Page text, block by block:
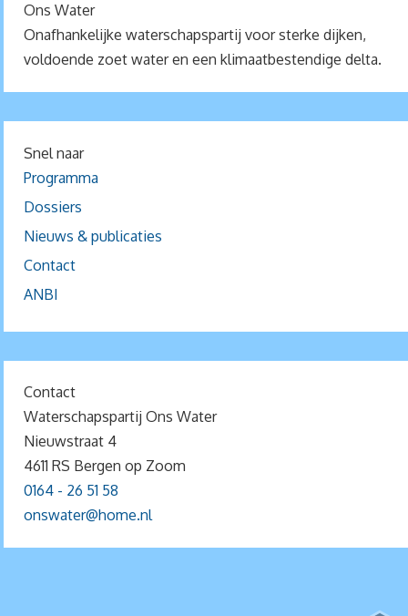
Ons Water
Onafhankelijke waterschapspartij voor sterke dijken,
voldoende zoet water en een klimaatbestendige delta.
Snel naar
Programma
Dossiers
Nieuws & publicaties
Contact
ANBI
Contact
Waterschapspartij Ons Water
Nieuwstraat 4
4611 RS Bergen op Zoom
0164 - 26 51 58
onswater@home.nl